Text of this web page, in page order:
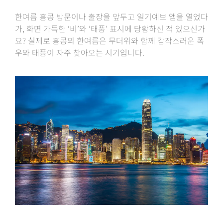
한여름 홍콩 방문이나 출장을 앞두고 일기예보 앱을 열었다
가, 화면 가득한 ‘비’와 ‘태풍’ 표시에 당황하신 적 있으신가
요? 실제로 홍콩의 한여름은 무더위와 함께 갑작스러운 폭
우와 태풍이 자주 찾아오는 시기입니다.